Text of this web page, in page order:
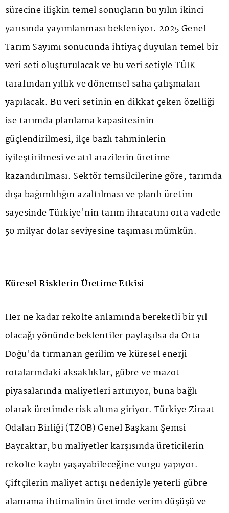
sürecine ilişkin temel sonuçların bu yılın ikinci
yarısında yayımlanması bekleniyor. 2025 Genel
Tarım Sayımı sonucunda ihtiyaç duyulan temel bir
veri seti oluşturulacak ve bu veri setiyle TÜİK
tarafından yıllık ve dönemsel saha çalışmaları
yapılacak. Bu veri setinin en dikkat çeken özelliği
ise tarımda planlama kapasitesinin
güçlendirilmesi, ilçe bazlı tahminlerin
iyileştirilmesi ve atıl arazilerin üretime
kazandırılması. Sektör temsilcilerine göre, tarımda
dışa bağımlılığın azaltılması ve planlı üretim
sayesinde Türkiye'nin tarım ihracatını orta vadede
50 milyar dolar seviyesine taşıması mümkün.
Küresel Risklerin Üretime Etkisi
Her ne kadar rekolte anlamında bereketli bir yıl
olacağı yönünde beklentiler paylaşılsa da Orta
Doğu'da tırmanan gerilim ve küresel enerji
rotalarındaki aksaklıklar, gübre ve mazot
piyasalarında maliyetleri artırıyor, buna bağlı
olarak üretimde risk altına giriyor. Türkiye Ziraat
Odaları Birliği (TZOB) Genel Başkanı Şemsi
Bayraktar, bu maliyetler karşısında üreticilerin
rekolte kaybı yaşayabileceğine vurgu yapıyor.
Çiftçilerin maliyet artışı nedeniyle yeterli gübre
alamama ihtimalinin üretimde verim düşüşü ve